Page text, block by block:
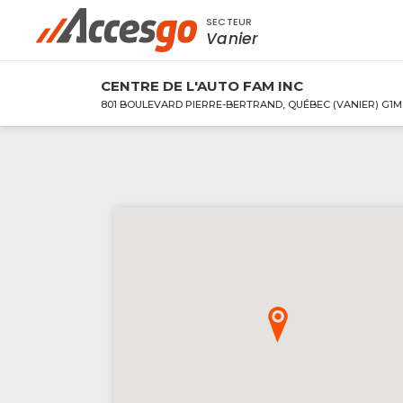
Rechercher à proximité - Entreprise /
SECTEUR
Vanier
CENTRE DE L'AUTO FAM INC
801 BOULEVARD PIERRE-BERTRAND, QUÉBEC (VANIER)